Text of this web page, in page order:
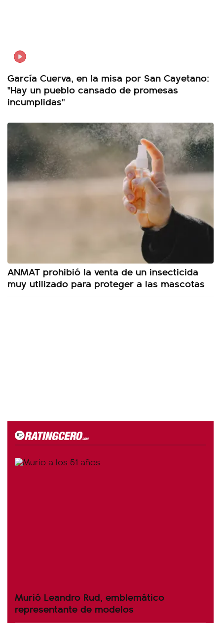
García Cuerva, en la misa por San Cayetano:
"Hay un pueblo cansado de promesas
incumplidas"
ANMAT prohibió la venta de un insecticida
muy utilizado para proteger a las mascotas
Murió Leandro Rud, emblemático
representante de modelos